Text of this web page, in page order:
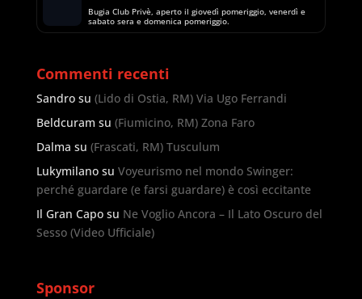
Bugia Club Privè, aperto il giovedì pomeriggio, venerdì e
sabato sera e domenica pomeriggio.
Commenti recenti
Sandrosu (Lido di Ostia, RM) Via Ugo Ferrandi
Beldcuram su (Fiumicino, RM) Zona Faro
Dalma su (Frascati, RM) Tusculum
Lukymilanosu Voyeurismo nel mondo Swinger:
perché guardare (e farsi guardare) è così eccitante
Il Gran Caposu Ne Voglio Ancora – Il Lato Oscuro del
Sesso (Video Ufficiale)
Sponsor